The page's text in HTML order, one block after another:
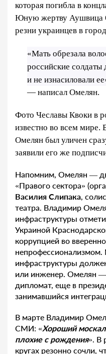
которая погибла в
Юную жертву Аушвица
резни украинцев в
«Мать обрезала
российские солдаты
и не изнасиловали
— написал Омелян.
Фото Чеславы Квоки в
известно во всем
Омелян был уличен
заявили его же
Напомним, Омелян —
«Правого сектора»
Василия Слипака,
театра. Владимир
инфраструктуры
Украиной
коррупцией во
инфраструктуры
или инженер. Омелян
дипломат, еще в
занимавшийся
В марте Владимир
СМИ: «Хороший
плохие с рождения». В
кругах резонно сочли,